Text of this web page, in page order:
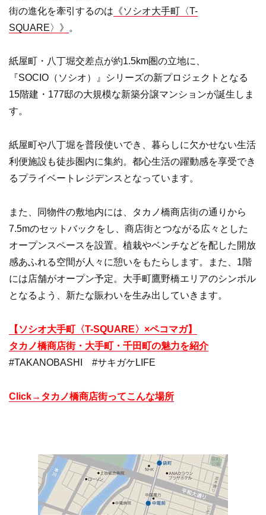
街の進化を牽引するのは 《ソシオ大手町〈T-
SQUARE〉》
。
紙屋町・八丁堀交差点が約1.5km圏の立地に、
『SOCIO（ソシオ）』シリーズの新プロジェクトとなる
15階建・177邸の大規模な新築分譲マンションが誕生しま
す。
紙屋町や八丁堀を普段使いでき、暮らしに欠かせない生活
利便施設も徒歩圏内に集約。都心生活の躍動感を享受でき
るプライベートレジデンスとなっています。
また、同物件の敷地内には、タカノ橋商店街の通りから
7.5mのセットバックをし、商店街とつながる広々とした
オープンスペースを設置。植栽やベンチなどを配した開放
感あふれる空間が人々に憩いをもたらします。また、1階
には店舗がオープン予定。大手町鷹野橋エリアのシンボル
となるよう、新たな賑わいを生み出していきます。
【ソシオ大手町〈T-SQUARE〉×ペコマガ】
タカノ橋商店街・大手町・千田町の魅力を紹介
#TAKANOBASHI #サキガケLIFE
Click→タカノ橋商店街ってこんな場所